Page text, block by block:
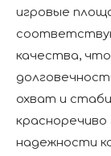
игровые
качества,
охват и
надежности